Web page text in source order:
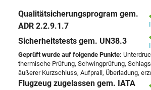
Qualitätsicherungsprogram gem.
ADR 2.2.9.1.7
Sicherheitstests gem. UN38.3
Geprüft wurde auf folgende Punkte:
thermische Prüfung, Schwingprüfung,
äußerer Kurzschluss, Aufprall, Überladung,
Flugzeug zugelassen gem. IATA